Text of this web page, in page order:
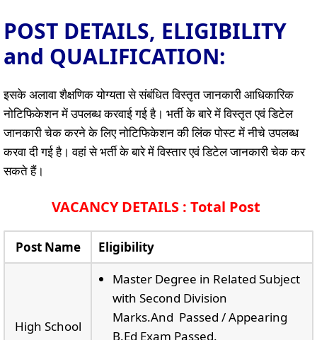
POST DETAILS, ELIGIBILITY
and QUALIFICATION:
इसके अलावा शैक्षणिक योग्यता से संबंधित विस्तृत जानकारी आधिकारिक
नोटिफिकेशन में उपलब्ध करवाई गई है। भर्ती के बारे में विस्तृत एवं डिटेल
जानकारी चेक करने के लिए नोटिफिकेशन की लिंक पोस्ट में नीचे उपलब्ध
करवा दी गई है। वहां से भर्ती के बारे में विस्तार एवं डिटेल जानकारी चेक कर
सकते हैं।
VACANCY DETAILS : Total Post
Post Name Eligibility
High School
Master Degree in Related Subject
with Second Division
Marks.And Passed / Appearing
B.Ed Exam Passed.